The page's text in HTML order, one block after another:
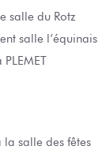
salle du Rotz
salle l’équinais
salle des fêtes